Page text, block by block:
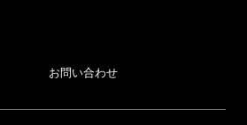
お問い合わせ